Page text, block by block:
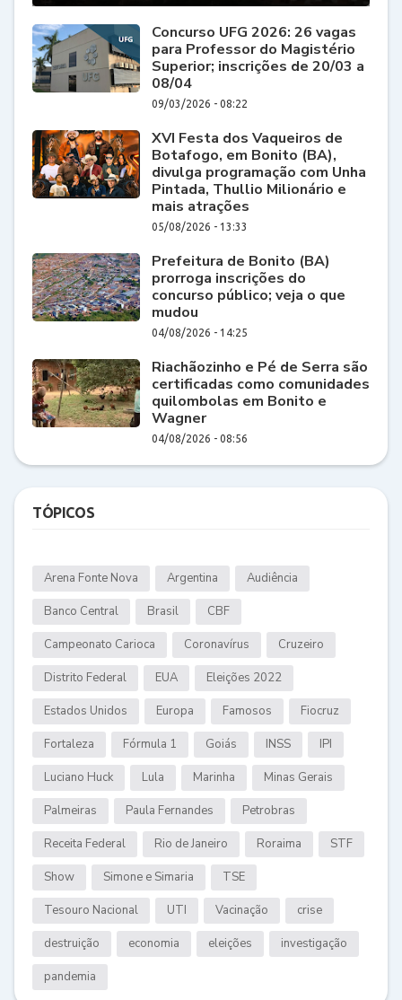
Concurso UFG 2026: 26 vagas
para Professor do Magistério
Superior; inscrições de 20/03 a
08/04
09/03/2026 - 08:22
XVI Festa dos Vaqueiros de
Botafogo, em Bonito (BA),
divulga programação com Unha
Pintada, Thullio Milionário e
mais atrações
05/08/2026 - 13:33
Prefeitura de Bonito (BA)
prorroga inscrições do
concurso público; veja o que
mudou
04/08/2026 - 14:25
Riachãozinho e Pé de Serra são
certificadas como comunidades
quilombolas em Bonito e
Wagner
04/08/2026 - 08:56
TÓPICOS
Arena Fonte Nova Argentina Audiência
Banco Central Brasil CBF
Campeonato Carioca Coronavírus Cruzeiro
Distrito Federal EUA Eleições 2022
Estados Unidos Europa Famosos Fiocruz
Fortaleza Fórmula 1 Goiás INSS IPI
Luciano Huck Lula Marinha Minas Gerais
Palmeiras Paula Fernandes Petrobras
Receita Federal Rio de Janeiro Roraima STF
Show Simone e Simaria TSE
Tesouro Nacional UTI Vacinação crise
destruição economia eleições investigação
pandemia